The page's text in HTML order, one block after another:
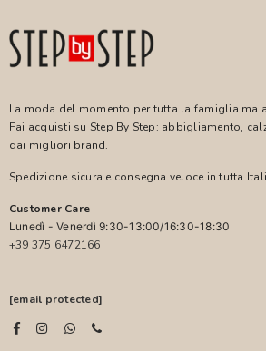
La moda del momento per tutta la famiglia ma
Fai acquisti su Step By Step: abbigliamento,
dai migliori brand.
Spedizione sicura e consegna veloce in tutta
Customer Care
Lunedì - Venerdì 9:30-13:00/16:30-18:30
+39 375 6472166
[email protected]